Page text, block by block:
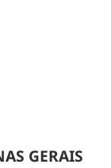
GERAIS